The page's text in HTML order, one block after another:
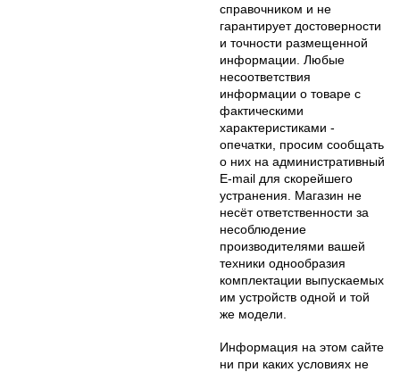
справочником и не
гарантирует достоверности
и точности размещенной
информации. Любые
несоответствия
информации о товаре с
фактическими
характеристиками -
опечатки, просим сообщать
о них на административный
E-mail для скорейшего
устранения. Магазин не
несёт ответственности за
несоблюдение
производителями вашей
техники однообразия
комплектации выпускаемых
им устройств одной и той
же модели.
Информация на этом сайте
ни при каких условиях не